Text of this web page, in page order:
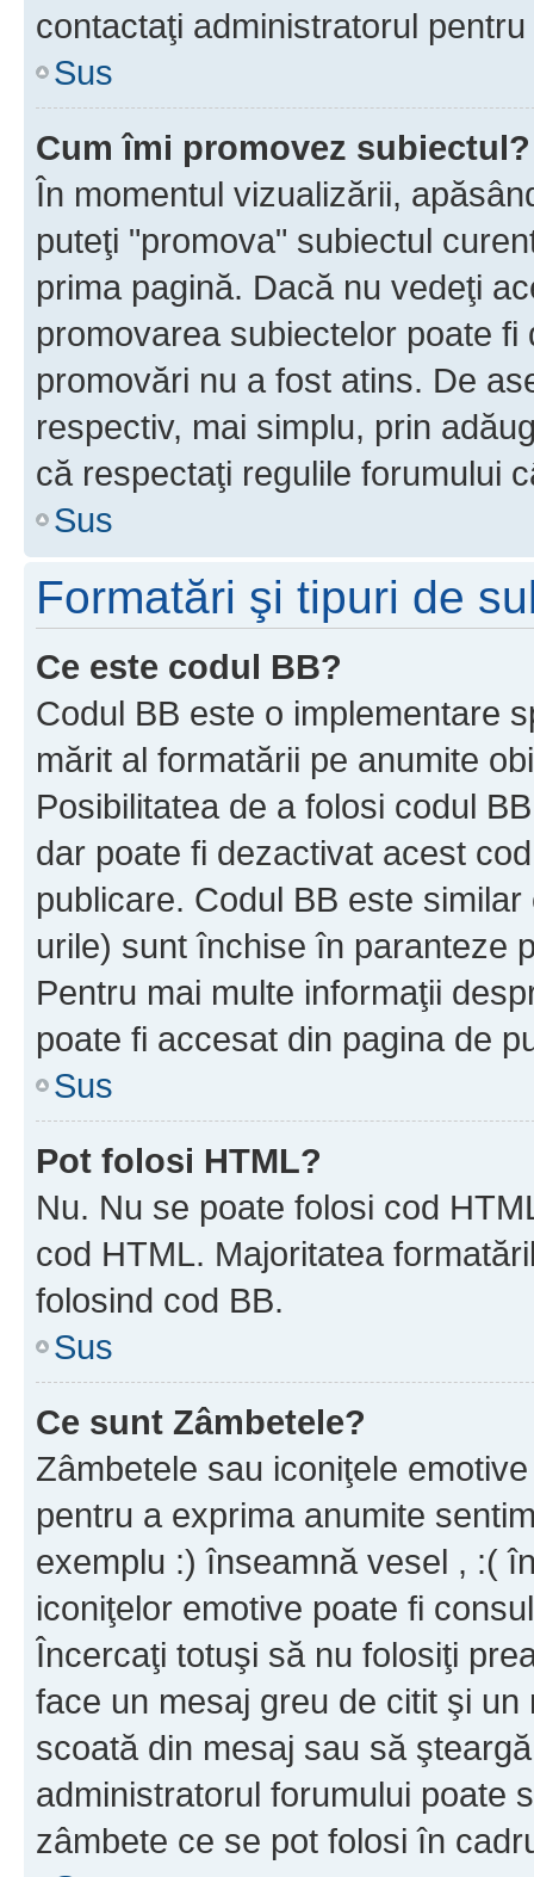
contactaţi administratorul
Sus
Cum îmi promovez subiectul?
În momentul vizualizării,
puteţi "promova" subiectul
prima pagină. Dacă nu vedeţi
promovarea subiectelor poate
promovări nu a fost atins. De
respectiv, mai simplu, prin
că respectaţi regulile forumului
Sus
Formatări şi tipuri de
Ce este codul BB?
Codul BB este o implementare
mărit al formatării pe anumite
Posibilitatea de a folosi codul
dar poate fi dezactivat acest
publicare. Codul BB este
urile) sunt închise în paranteze
Pentru mai multe informaţii
poate fi accesat din pagina de
Sus
Pot folosi HTML?
Nu. Nu se poate folosi cod
cod HTML. Majoritatea
folosind cod BB.
Sus
Ce sunt Zâmbetele?
Zâmbetele sau iconiţele
pentru a exprima anumite
exemplu :) înseamnă vesel , :(
iconiţelor emotive poate fi
Încercaţi totuşi să nu folosiţi
face un mesaj greu de citit şi
scoată din mesaj sau să
administratorul forumului poate
zâmbete ce se pot folosi în